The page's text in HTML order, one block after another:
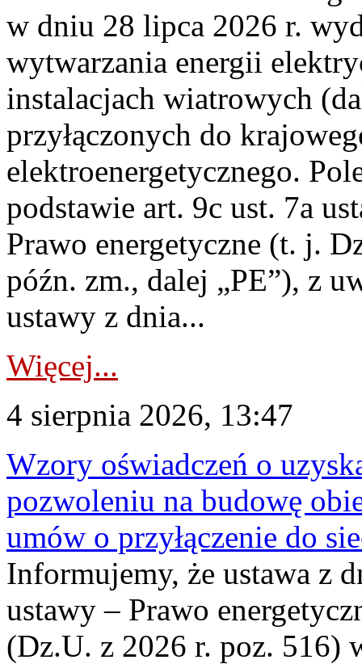
w dniu 28 lipca 2026 r.
wytwarzania energii
instalacjach wiatrowych
przyłączonych do
elektroenergetycznego.
podstawie art. 9c ust. 7a
Prawo energetyczne (t. j.
późn. zm., dalej „PE”), z
ustawy z dnia...
Więcej...
4 sierpnia 2026, 13:47
Wzory oświadczeń o
pozwoleniu na budowę
umów o przyłączenie do
Informujemy, że ustawa z
ustawy – Prawo
(Dz.U. z 2026 r. poz. 516)